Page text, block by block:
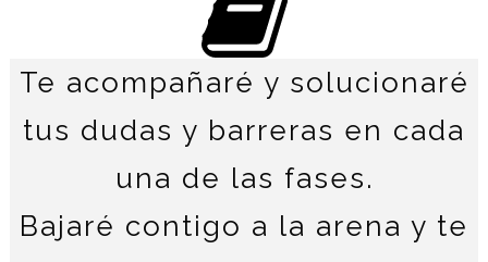
Te acompañaré y solucionaré
tus dudas y barreras en cada
una de las fases.
Bajaré contigo a la arena y te